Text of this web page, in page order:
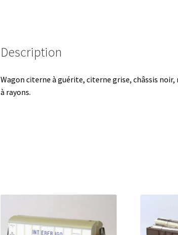
Description
Wagon citerne à guérite, citerne grise, châssis noir,
à rayons.